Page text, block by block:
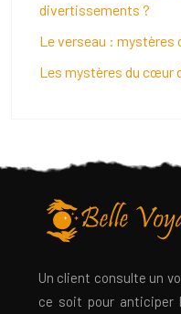
divertissements ?
Le verseau : mystères
Les mystères du cœur
Un client consulte un
ce soit pour anticiper